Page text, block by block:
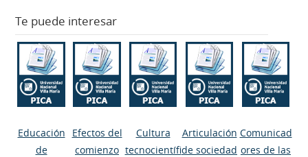
Te puede interesar
Educación
de
Efectos del
comienzo
Cultura
tecnocientífi
Articulación
de sociedad
Comunicad
ores de las